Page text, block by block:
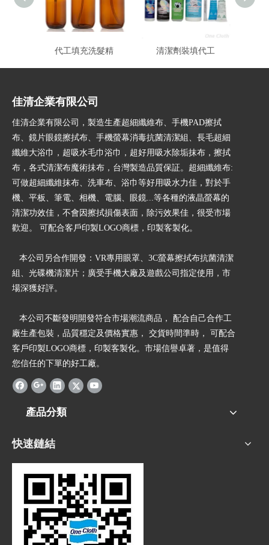
代工填充洗髮精 清潔劑裝填代工
佳清企業有限公司
佳清企業有限公司，製造生產超細纖維布、手機PAD擦拭
布、鏡片眼鏡擦拭布、手機螢幕消毒抗菌清潔組、長毛超細
纖維大浴巾，超吸水毛巾浴巾，超好用吸水除垢抹布，擦拭
布，各式清潔布魔術抺布，台灣製造品質保証。超細纖維布:
可做超細纖維抹布、洗車布、浴巾等好用吸水力佳，對於手
機、平板、筆電、相機、電腦、眼鏡...等各種的液晶螢幕的
清潔功效佳，不會因擦拭損傷表面，除污效果佳，很受市場
歡迎。 可配合客戶印製LOGO商標，印製客製化。
本公司另合作開發：VR專用眼罩、3C螢幕擦拭布抗菌清潔
組、光碟機清潔片；廣受手機大廠及遊戲公司指定使用，市
場深獲好評。
本公司不斷發明開發符合市場潮流商品， 配合自己合作工
廠生產包裝，品質穩定及價格實惠， 交貨時間準時， 可配合
客戶印製LOGO商標，印製客製化。市場信譽卓著，是值得
您信任的下單的好工廠。
產品分類
快速鏈結